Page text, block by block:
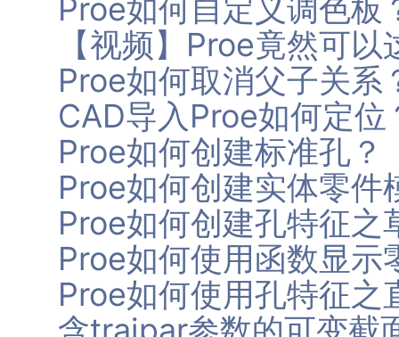
Proe如何自定义调色板
【视频】Proe竟然可
Proe如何取消父子关系
CAD导入Proe如何定位
Proe如何创建标准孔？
Proe如何创建实体零件
Proe如何创建孔特征之
Proe如何使用函数显示
Proe如何使用孔特征之